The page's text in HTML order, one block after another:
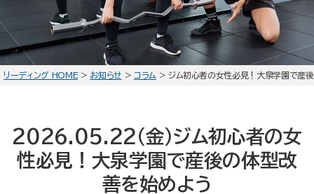
石神井公園店 会員予約
初回体験の流れ
店舗案内
リーディング HOME> お知らせ > コラム > ジム初心者の女性必見！大泉学園で産
2026.05.22(金)ジム初心者の女
性必見！大泉学園で産後の体型改
善を始めよう